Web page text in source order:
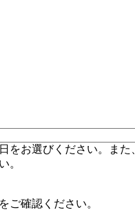
お選びください。また
。
をご確認ください。